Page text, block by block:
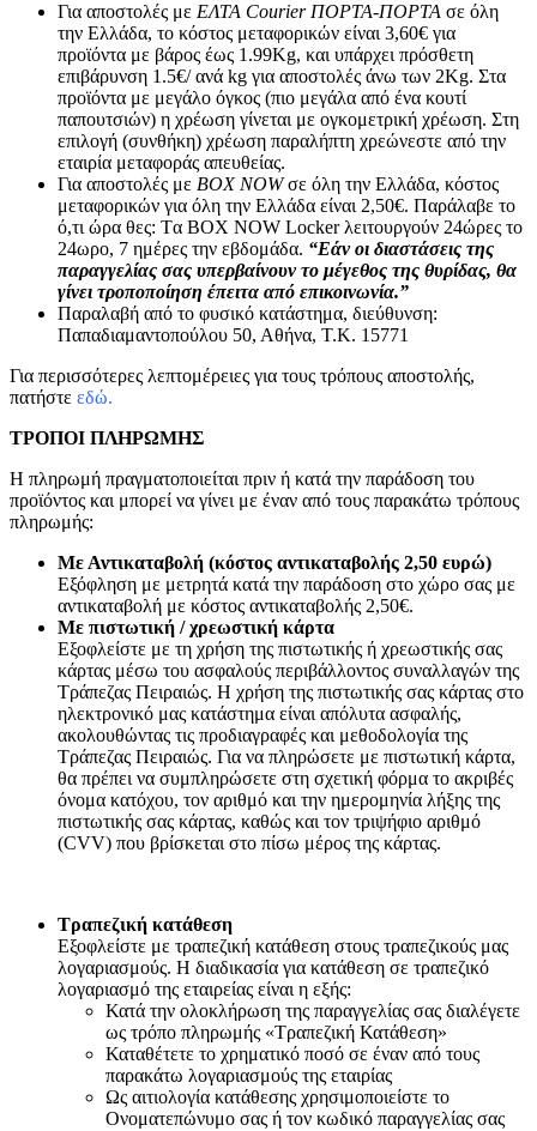
Για αποστολές με ΕΛΤΑ Courier ΠΟΡΤΑ-ΠΟΡΤΑ σε όλη
την Ελλάδα, το κόστος μεταφορικών είναι 3,60€ για
προϊόντα με βάρος έως 1.99Kg, και υπάρχει πρόσθετη
επιβάρυνση 1.5€/ ανά kg για αποστολές άνω των 2Κg. Στα
προϊόντα με μεγάλο όγκος (πιο μεγάλα από ένα κουτί
παπουτσιών) η χρέωση γίνεται με ογκομετρική χρέωση. Στη
επιλογή (συνθήκη) χρέωση παραλήπτη χρεώνεστε από την
εταιρία μεταφοράς απευθείας.
Για αποστολές με BOX NOWσε όλη την Ελλάδα, κόστος
μεταφορικών για όλη την Ελλάδα είναι 2,50€. Παράλαβε το
ό,τι ώρα θες: Tα ΒΟΧ ΝΟW Locker λειτουργούν 24ώρες το
24ωρο, 7 ημέρες την εβδομάδα. “Εάν οι διαστάσεις της
παραγγελίας σας υπερβαίνουν το μέγεθος της θυρίδας, θα
γίνει τροποποίηση έπειτα από επικοινωνία.”
Παραλαβή από το φυσικό κατάστημα, διεύθυνση:
Παπαδιαμαντοπούλου 50, Αθήνα, Τ.Κ. 15771
Για περισσότερες λεπτομέρειες για τους τρόπους αποστολής,
πατήστε εδώ.
ΤΡΟΠΟΙ ΠΛΗΡΩΜΗΣ
Η πληρωμή πραγματοποιείται πριν ή κατά την παράδοση του
προϊόντος και μπορεί να γίνει με έναν από τους παρακάτω τρόπους
πληρωμής:
Με Αντικαταβολή (κόστος αντικαταβολής 2,50 ευρώ)
Εξόφληση με μετρητά κατά την παράδοση στο χώρο σας με
αντικαταβολή με κόστος αντικαταβολής 2,50€.
Με πιστωτική / χρεωστική κάρτα
Εξοφλείστε με τη χρήση της πιστωτικής ή χρεωστικής σας
κάρτας μέσω του ασφαλούς περιβάλλοντος συναλλαγών της
Τράπεζας Πειραιώς. Η χρήση της πιστωτικής σας κάρτας στο
ηλεκτρονικό μας κατάστημα είναι απόλυτα ασφαλής,
ακολουθώντας τις προδιαγραφές και μεθοδολογία της
Τράπεζας Πειραιώς. Για να πληρώσετε με πιστωτική κάρτα,
θα πρέπει να συμπληρώσετε στη σχετική φόρμα το ακριβές
όνομα κατόχου, τον αριθμό και την ημερομηνία λήξης της
πιστωτικής σας κάρτας, καθώς και τον τριψήφιο αριθμό
(CVV) που βρίσκεται στο πίσω μέρος της κάρτας.
Τραπεζική κατάθεση
Εξοφλείστε με τραπεζική κατάθεση στους τραπεζικούς μας
λογαριασμούς. Η διαδικασία για κατάθεση σε τραπεζικό
λογαριασμό της εταιρείας είναι η εξής:
Κατά την ολοκλήρωση της παραγγελίας σας διαλέγετε
ως τρόπο πληρωμής «Τραπεζική Κατάθεση»
Καταθέτετε το χρηματικό ποσό σε έναν από τους
παρακάτω λογαριασμούς της εταιρίας
Ως αιτιολογία κατάθεσης χρησιμοποιείστε το
Ονοματεπώνυμο σας ή τον κωδικό παραγγελίας σας